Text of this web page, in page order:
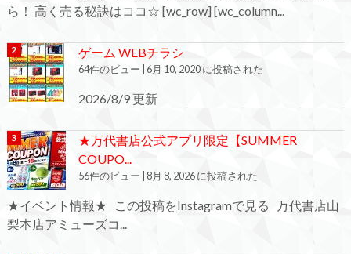
ら！ 高く売る秘訣はココ☆ [wc_row] [wc_column...
ゲーム WEBチラシ
64件のビュー |6月 10, 2020 に投稿された
2026/8/9 更新
★万代書店公式アプリ限定【SUMMER
COUPO...
56件のビュー |8月 8, 2026 に投稿された
★イベント情報★ この投稿をInstagramで見る 万代書店山
梨本店アミューズコ...